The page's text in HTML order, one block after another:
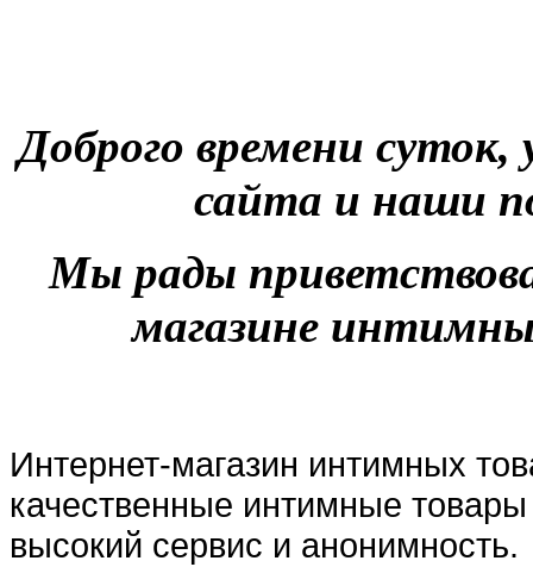
Доброго времени
сайта и наши
Мы рады
магазине
Интернет-магазин интимных
качественные интимные
высокий сервис и анонимность.